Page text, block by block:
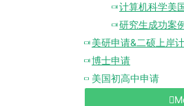
计算机科学美
研究生成功案
美研申请&二硕上岸
博士申请
美国初高中申请